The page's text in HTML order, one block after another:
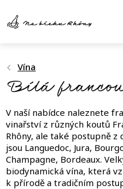
obsah
Vína
Bílá
V naší nabídce naleznete
vinařství z různých koutů
Rhôny, ale také postupně z
jsou Languedoc, Jura,
Champagne, Bordeaux.
biodynamická vína, která
k přírodě a tradičním